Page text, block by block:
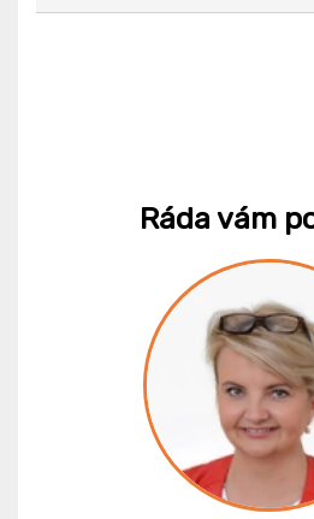
Ráda vám